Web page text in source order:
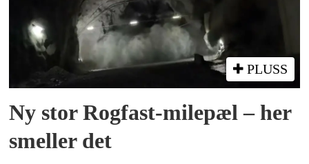
PLUSS
Ny stor Rogfast-milepæl – her
smeller det